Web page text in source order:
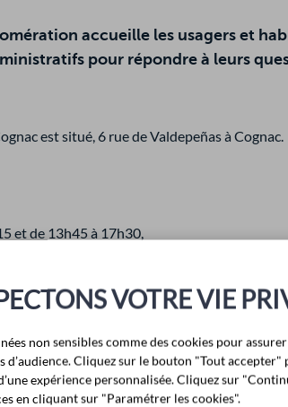
accueille les usagers et
pour répondre à leurs
est situé, 6 rue de Valdepeñas à Cognac.
et de 13h45 à 17h30,
13h45 à 17h00.
à nous joindre par téléphone au 05 45 36
administratifs et équipements, nous vous
VOTRE VIE
non sensibles comme des cookies pour
d’audience. Cliquez sur le bouton "Tout
expérience personnalisée. Cliquez sur
en cliquant sur "Paramétrer les cookies".